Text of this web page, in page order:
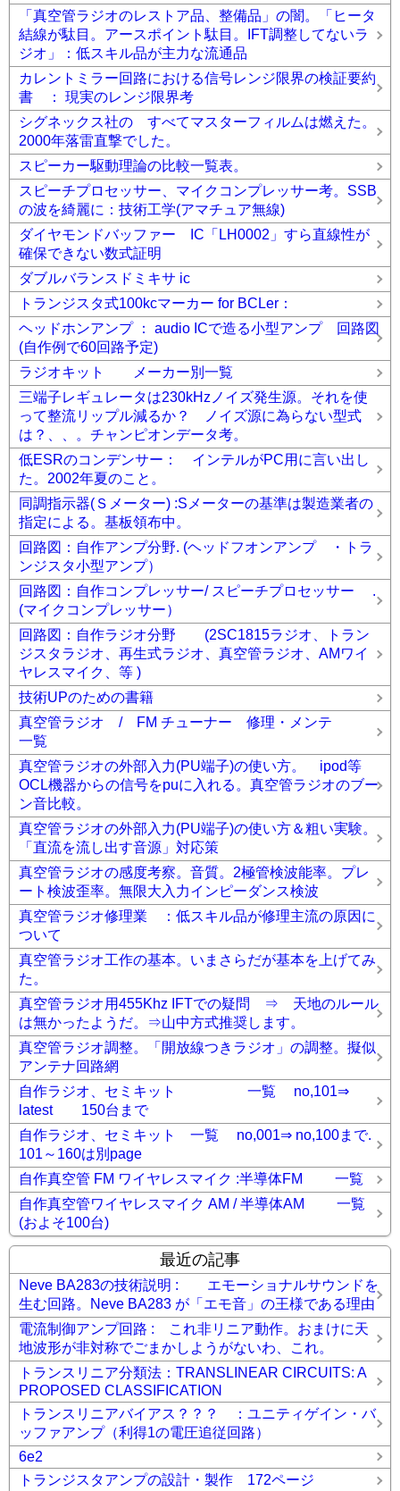
「真空管ラジオのレストア品、整備品」の闇。「ヒータ
結線が駄目。アースポイント駄目。IFT調整してないラ
ジオ」：低スキル品が主力な流通品
カレントミラー回路における信号レンジ限界の検証要約
書 ： 現実のレンジ限界考
シグネックス社の すべてマスターフィルムは燃えた。
2000年落雷直撃でした。
スピーカー駆動理論の比較一覧表。
スピーチプロセッサー、マイクコンプレッサー考。SSB
の波を綺麗に：技術工学(アマチュア無線)
ダイヤモンドバッファー IC「LH0002」すら直線性が
確保できない数式証明
ダブルバランスドミキサ ic
トランジスタ式100kcマーカー for BCLer：
ヘッドホンアンプ ： audio ICで造る小型アンプ 回路図
(自作例で60回路予定)
ラジオキット メーカー別一覧
三端子レギュレータは230kHzノイズ発生源。それを使
って整流リップル減るか？ ノイズ源に為らない型式
は？、、。チャンピオンデータ考。
低ESRのコンデンサー： インテルがPC用に言い出し
た。2002年夏のこと。
同調指示器(Ｓメーター) :Sメーターの基準は製造業者の
指定による。基板領布中。
回路図：自作アンプ分野. (ヘッドフオンアンプ ・トラ
ンジスタ小型アンプ）
回路図：自作コンプレッサー/ スピーチプロセッサー .
(マイクコンプレッサー）
回路図：自作ラジオ分野 (2SC1815ラジオ、トラン
ジスタラジオ、再生式ラジオ、真空管ラジオ、AMワイ
ヤレスマイク、等 )
技術UPのための書籍
真空管ラジオ / FM チューナー 修理・メンテ
一覧
真空管ラジオの外部入力(PU端子)の使い方。 ipod等
OCL機器からの信号をpuに入れる。真空管ラジオのブー
ン音比較。
真空管ラジオの外部入力(PU端子)の使い方＆粗い実験。
「直流を流し出す音源」対応策
真空管ラジオの感度考察。音質。2極管検波能率。プレ
ート検波歪率。無限大入力インピーダンス検波
真空管ラジオ修理業 ：低スキル品が修理主流の原因に
ついて
真空管ラジオ工作の基本。いまさらだが基本を上げてみ
た。
真空管ラジオ用455Khz IFTでの疑問 ⇒ 天地のルール
は無かったようだ。⇒山中方式推奨します。
真空管ラジオ調整。「開放線つきラジオ」の調整。擬似
アンテナ回路網
自作ラジオ、セミキット 一覧 no,101⇒
latest 150台まで
自作ラジオ、セミキット 一覧 no,001⇒ no,100まで.
101～160は別page
自作真空管 FM ワイヤレスマイク :半導体FM 一覧
自作真空管ワイヤレスマイク AM / 半導体AM 一覧
(およそ100台)
最近の記事
Neve BA283の技術説明 : エモーショナルサウンドを
生む回路。Neve BA283 が「エモ音」の王様である理由
電流制御アンプ回路 : これ非リニア動作。おまけに天
地波形が非対称でごまかしようがないわ、これ。
トランスリニア分類法：TRANSLINEAR CIRCUITS: A
PROPOSED CLASSIFICATION
トランスリニアバイアス？？？ ：ユニティゲイン・バ
ッファアンプ（利得1の電圧追従回路）
6e2
トランジスタアンプの設計・製作 172ページ